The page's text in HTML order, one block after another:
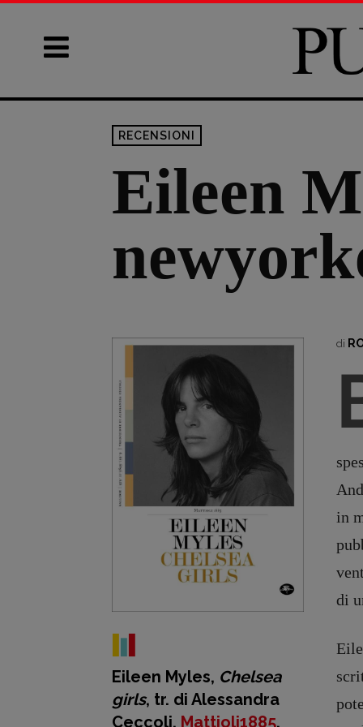
RUBRICHE
Archeologie del
presente
Fumetti
12
Intelligenza
Maestri
RECENSIONI
Eileen
Eileen Myles, Chelsea
girls, tr. di Alessandra
Ceccoli, Mattioli1885,
di
in
di